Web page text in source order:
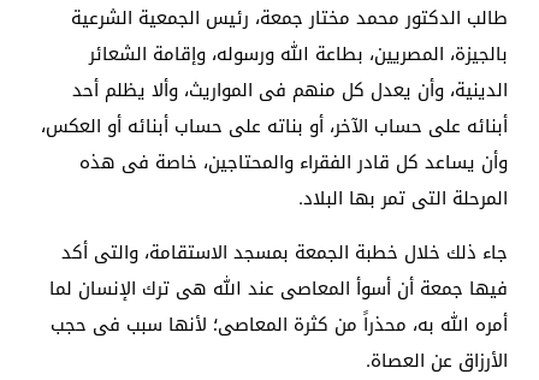
طالب الدكتور محمد مختار جمعة، رئيس الجمعية الشرعية
بالجيزة، المصريين، بطاعة الله ورسوله، وإقامة الشعائر
الدينية، وأن يعدل كل منهم فى المواريث، وألا يظلم أحد
أبنائه على حساب الآخر، أو بناته على حساب أبنائه أو العكس،
وأن يساعد كل قادر الفقراء والمحتاجين، خاصة فى هذه
المرحلة التى تمر بها البلاد.
جاء ذلك خلال خطبة الجمعة بمسجد الاستقامة، والتى أكد
فيها جمعة أن أسوأ المعاصى عند الله هى ترك الإنسان لما
أمره الله به، محذراً من كثرة المعاصى؛ لأنها سبب فى حجب
الأرزاق عن العصاة.